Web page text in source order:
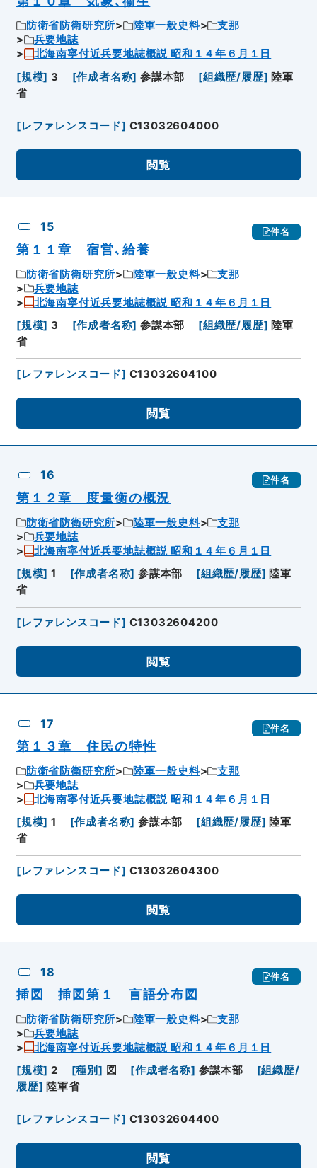
防衛省防衛研究所 陸軍一般史料
支那
兵要地誌
北海南寧付近兵要地誌概説 昭和１４年６月１日
[規模] 3 [作成者名称] 参謀本部 [組織歴/履歴] 陸軍
省
[レファレンスコード] C13032604000
閲覧
15 件名
第１１章 宿営､給養
防衛省防衛研究所 陸軍一般史料
支那
兵要地誌
北海南寧付近兵要地誌概説 昭和１４年６月１日
[規模] 3 [作成者名称] 参謀本部 [組織歴/履歴] 陸軍
省
[レファレンスコード] C13032604100
閲覧
16 件名
第１２章 度量衡の概況
防衛省防衛研究所 陸軍一般史料
支那
兵要地誌
北海南寧付近兵要地誌概説 昭和１４年６月１日
[規模] 1 [作成者名称] 参謀本部 [組織歴/履歴] 陸軍
省
[レファレンスコード] C13032604200
閲覧
17 件名
第１３章 住民の特性
防衛省防衛研究所 陸軍一般史料
支那
兵要地誌
北海南寧付近兵要地誌概説 昭和１４年６月１日
[規模] 1 [作成者名称] 参謀本部 [組織歴/履歴] 陸軍
省
[レファレンスコード] C13032604300
閲覧
18 件名
挿図 挿図第１ 言語分布図
防衛省防衛研究所 陸軍一般史料
支那
兵要地誌
北海南寧付近兵要地誌概説 昭和１４年６月１日
[規模] 2 [種別 ] 図 [作成者名称] 参謀本部 [組織歴/
履歴] 陸軍省
[レファレンスコード] C13032604400
閲覧